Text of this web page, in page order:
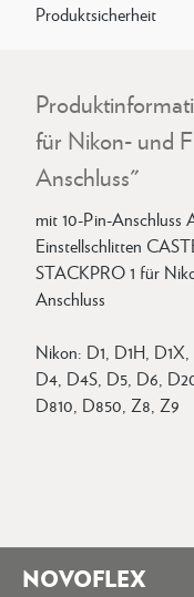
Produktsicherheit
für Nikon- und
Anschluss"
mit 10-Pin-Anschluss
Einstellschlitten
STACKPRO 1 für
Anschluss
Nikon: D1, D1H,
D4, D4S, D5, D6,
D810, D850, Z8, Z9
NOVOFLEX